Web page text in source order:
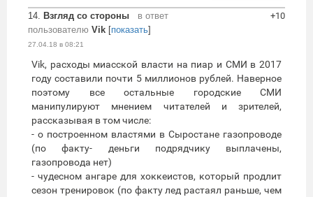
14. Взгляд со стороны
в ответ
пользователю Vik [показать]
27.04.18 в 08:21
+10
Vik, расходы миасской власти на пиар и СМИ в 2017
году составили почти 5 миллионов рублей. Наверное
поэтому все остальные городские СМИ
манипулируют мнением читателей и зрителей,
рассказывая в том числе:
- о построенном властями в Сыростане газопроводе
(по факту- деньги подрядчику выплачены,
газопровода нет)
- чудесном ангаре для хоккеистов, который продлит
сезон тренировок (по факту лед растаял раньше, чем